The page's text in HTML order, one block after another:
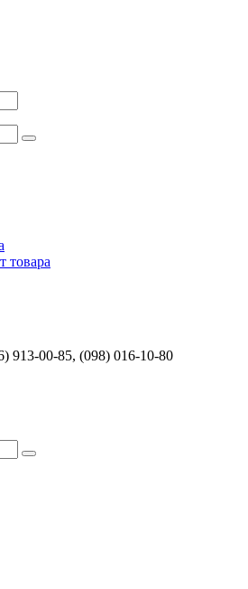
товара
913-00-85, (098) 016-10-80